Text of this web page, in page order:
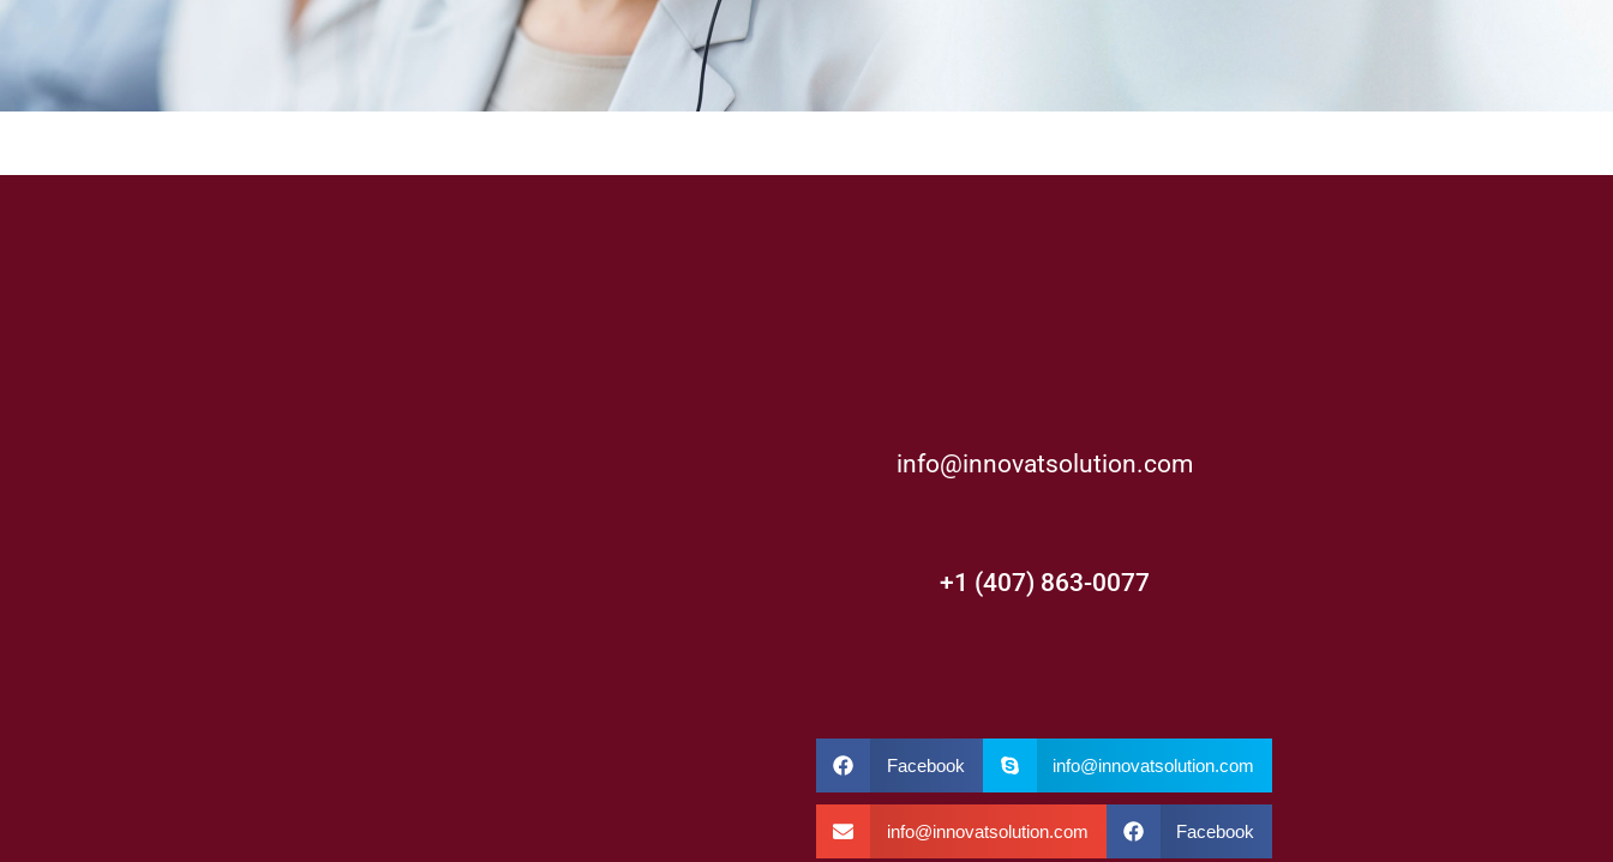
info@innovatsolution.com
+1 (407) 863-0077
Facebook info@innovatsolution.com
info@innovatsolution.com Facebook